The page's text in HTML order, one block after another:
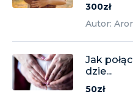
300zł
Autor:
Jak
dzie...
50zł